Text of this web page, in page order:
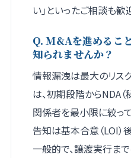
い」といったご相談も歓
Q. M&Aを進めるこ
知られませんか？
情報漏洩は最大のリス
は、初期段階からNDA（
関係者を最小限に絞っ
告知は基本合意（LOI
一般的で、譲渡実行ま